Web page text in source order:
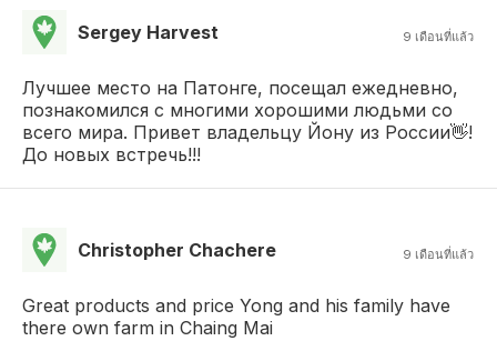
Sergey Harvest 9 เดือนที่แล้ว
Лучшее место на Патонге, посещал ежедневно,
познакомился с многими хорошими людьми со
всего мира. Привет владельцу Йону из России👋!
До новых встречь!!!
Christopher Chachere 9 เดือนที่แล้ว
Great products and price Yong and his family have
there own farm in Chaing Mai